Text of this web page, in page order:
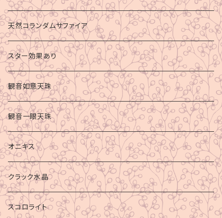
天然コランダムサファイア
スター効果あり
観音如意天珠
観音一眼天珠
オニキス
クラック水晶
スコロライト